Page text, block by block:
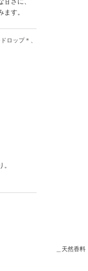
ます。
ロップ＊、
。
＿天然香料